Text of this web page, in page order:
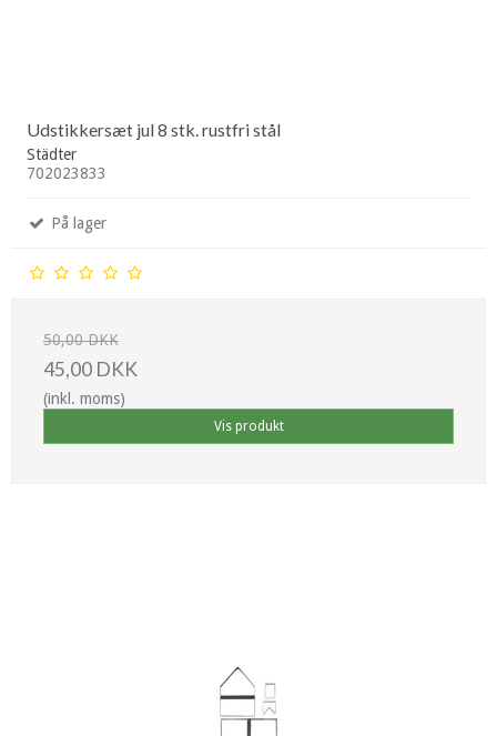
Udstikkersæt jul 8 stk. rustfri stål
Städter
702023833
På lager
50,00 DKK
45,00 DKK
(inkl. moms)
Vis produkt